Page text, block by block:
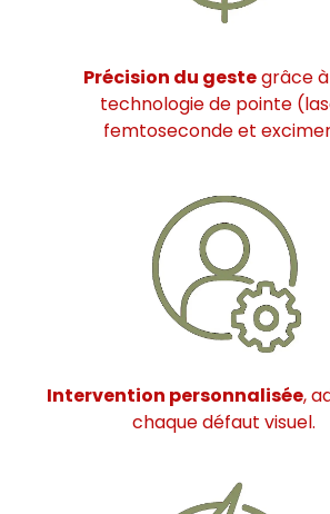
Précision du gestegrâce à
technologie de pointe
femtoseconde et
Intervention personnalisée,
chaque défaut visuel.